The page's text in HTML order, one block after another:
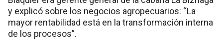
y explicó sobre los negocios agropecuarios: “La
mayor rentabilidad está en la transformación interna
de los procesos”.